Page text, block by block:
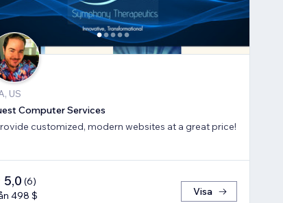
US
Computer Services
customized, modern websites at a great price!
5,0 (6)
498 $
Visa